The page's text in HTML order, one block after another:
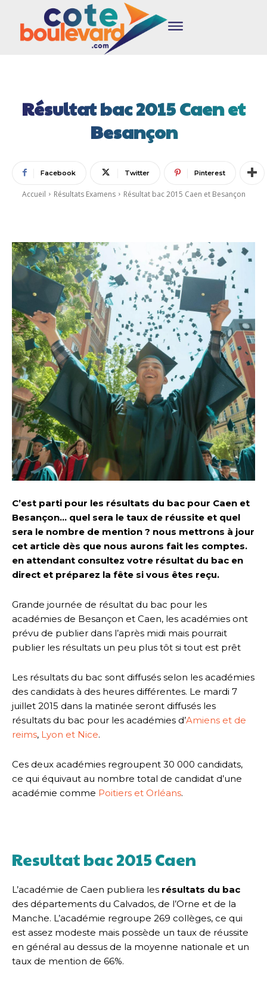
Résultat bac 2015 Caen et
Besançon
Facebook Twitter Pinterest
Accueil Résultats Examens Résultat bac 2015 Caen et Besançon
C’est parti pour les résultats du bac pour Caen et
Besançon… quel sera le taux de réussite et quel
sera le nombre de mention ? nous mettrons à jour
cet article dès que nous aurons fait les comptes.
en attendant consultez votre résultat du bac en
direct et préparez la fête si vous êtes reçu.
Grande journée de résultat du bac pour les
académies de Besançon et Caen, les académies ont
prévu de publier dans l’après midi mais pourrait
publier les résultats un peu plus tôt si tout est prêt
Les résultats du bac sont diffusés selon les académies
des candidats à des heures différentes. Le mardi 7
juillet 2015 dans la matinée seront diffusés les
résultats du bac pour les académies d’Amiens et de
reims, Lyon et Nice.
Ces deux académies regroupent 30 000 candidats,
ce qui équivaut au nombre total de candidat d’une
académie comme Poitiers et Orléans.
Resultat bac 2015 Caen
L’académie de Caen publiera les résultats du bac
des départements du Calvados, de l’Orne et de la
Manche. L’académie regroupe 269 collèges, ce qui
est assez modeste mais possède un taux de réussite
en général au dessus de la moyenne nationale et un
taux de mention de 66%.